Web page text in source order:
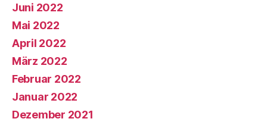
Juni 2022
Mai 2022
April 2022
März 2022
Februar 2022
Januar 2022
Dezember 2021